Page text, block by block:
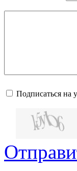
Подписаться на